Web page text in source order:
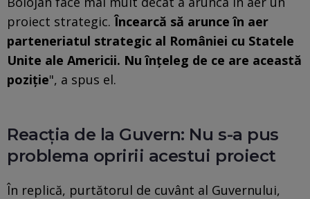
proiect strategic.Încearcă să arunce în aer
parteneriatul strategic al României cu Statele
Unite ale Americii. Nu înţeleg de ce are această
poziţie", a spus el.
Reacţia de la Guvern: Nu s-a pus
problema opririi acestui proiect
În replică, purtătorul de cuvânt al Guvernului,